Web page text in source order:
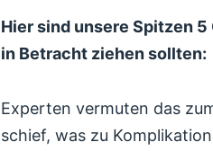
Hier sind unsere Spitzen
in Betracht ziehen sollten:
Experten vermuten das
schief, was zu